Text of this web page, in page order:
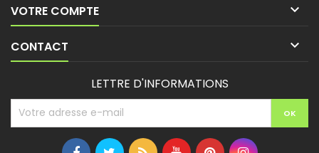
VOTRE COMPTE 
CONTACT 
LETTRE D'INFORMATIONS